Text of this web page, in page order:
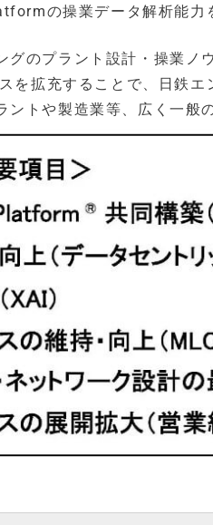
の操業データ解析能力
グのプラント設計・操業
拡充することで、日鉄エ
ントや製造業等、広く一般